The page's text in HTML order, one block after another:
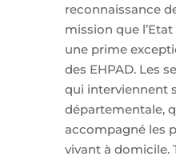
reconnaissance
mission que
une prime
des EHPAD. Les
qui interviennent
départementale,
accompagné les
vivant à domicile.